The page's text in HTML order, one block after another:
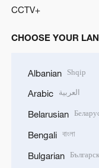
CCTV+
CHOOSE YOUR
Albanian Shqip
Arabic العربية
Belarusian
Bengali বাংলা
Bulgarian